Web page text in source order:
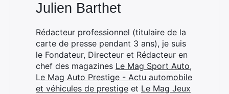
Julien Barthet
Rédacteur professionnel (titulaire de la
carte de presse pendant 3 ans), je suis
le Fondateur, Directeur et Rédacteur en
chef des magazines Le Mag Sport Auto,
Le Mag Auto Prestige - Actu automobile
et véhicules de prestige et Le Mag Jeux